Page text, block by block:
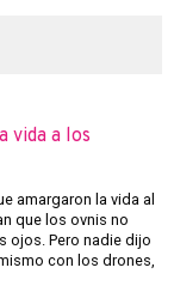
vida a los
amargaron la vida al
que los ovnis no
ojos. Pero nadie dijo
con los drones,